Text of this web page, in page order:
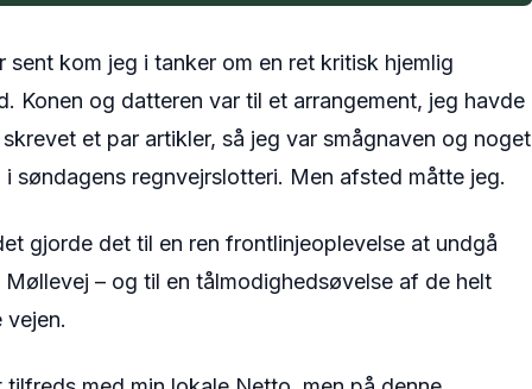
kom jeg i tanker om en ret kritisk hjemlig
Konen og datteren var til et arrangement, jeg havde
et par artikler, så jeg var smågnaven og noget
søndagens regnvejrslotteri. Men afsted måtte jeg.
gjorde det til en ren frontlinjeoplevelse at undgå
– og til en tålmodighedsøvelse af de helt